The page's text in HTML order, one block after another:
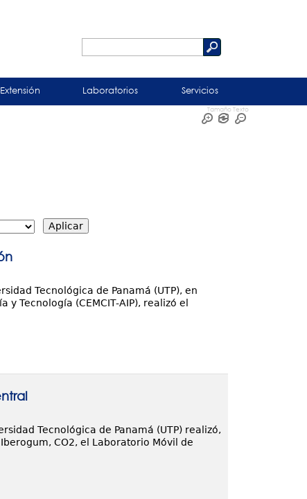
de
Extensión Laboratorios Servicios
Tamaño Texto
Tecnológica de Panamá (UTP), en
Tecnología (CEMCIT-AIP), realizó el
Tecnológica de Panamá (UTP) realizó,
CO2, el Laboratorio Móvil de